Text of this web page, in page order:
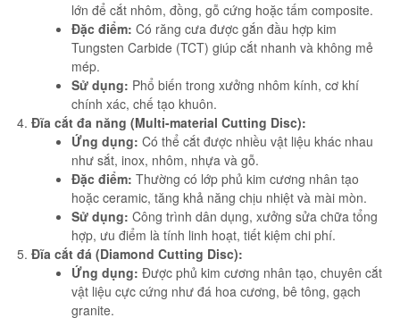
lớn để cắt nhôm, đồng, gỗ cứng hoặc tấm composite.
Đặc điểm: Có răng cưa được gắn đầu hợp kim
Tungsten Carbide (TCT) giúp cắt nhanh và không mẻ
mép.
Sử dụng: Phổ biến trong xưởng nhôm kính, cơ khí
chính xác, chế tạo khuôn.
Đĩa cắt đa năng (Multi-material Cutting Disc):
Ứng dụng: Có thể cắt được nhiều vật liệu khác nhau
như sắt, inox, nhôm, nhựa và gỗ.
Đặc điểm: Thường có lớp phủ kim cương nhân tạo
hoặc ceramic, tăng khả năng chịu nhiệt và mài mòn.
Sử dụng: Công trình dân dụng, xưởng sửa chữa tổng
hợp, ưu điểm là tính linh hoạt, tiết kiệm chi phí.
Đĩa cắt đá (Diamond Cutting Disc):
Ứng dụng: Được phủ kim cương nhân tạo, chuyên cắt
vật liệu cực cứng như đá hoa cương, bê tông, gạch
granite.